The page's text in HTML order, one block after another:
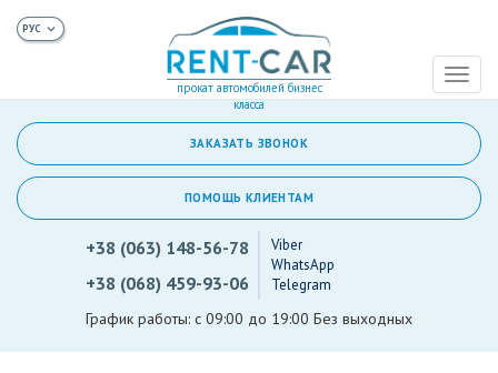
прокат автомобилей бизнес
класса
+38 (063) 148-56-78
+38 (068) 459-93-06
Viber
WhatsApp
Telegram
График работы: с 09:00 до 19:00 Без выходных
ЗАКАЗАТЬ ЗВОНОК
ПОМОЩЬ КЛИЕНТАМ